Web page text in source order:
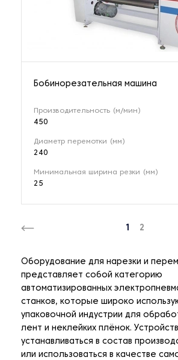
Бобинорезательная машина
Производительность (м/мин)
450
Диаметр перемотки (мм)
240
Минимальная ширина резки (мм)
25
1 2
Оборудование для нарезки и
представляет собой категорию
автоматизированных
станков, которые широко
упаковочной индустрии для
лент и неклейких плёнок.
устанавливаться в состав
или использоваться в качестве